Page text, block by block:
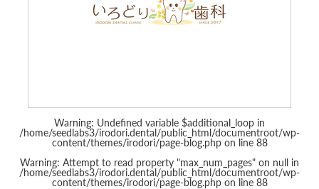
Warning: Undefined variable $additional_loop in
/home/seedlabs3/irodori.dental/public_html/documentroot/wp-
content/themes/irodori/page-blog.phpon line 88
Warning: Attempt to read property "max_num_pages" on null in
/home/seedlabs3/irodori.dental/public_html/documentroot/wp-
content/themes/irodori/page-blog.phpon line 88